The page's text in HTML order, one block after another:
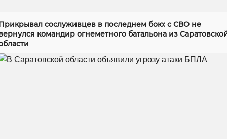
сослуживцев в последнем бою: с СВО не
командир огнеметного батальона из